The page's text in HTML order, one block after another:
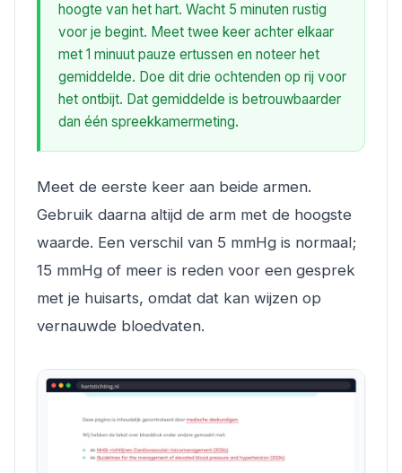
hoogte van het hart. Wacht 5 minuten rustig
voor je begint. Meet twee keer achter elkaar
met 1 minuut pauze ertussen en noteer het
gemiddelde. Doe dit drie ochtenden op rij voor
het ontbijt. Dat gemiddelde is betrouwbaarder
dan één spreekkamermeting.
Meet de eerste keer aan beide armen.
Gebruik daarna altijd de arm met de hoogste
waarde. Een verschil van 5 mmHg is normaal;
15 mmHg of meer is reden voor een gesprek
met je huisarts, omdat dat kan wijzen op
vernauwde bloedvaten.